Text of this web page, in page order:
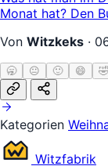
Monat hat? Den
Von Witzkeks ·
🥱 😐 🙂 😄 🤣
Kategorien
Witzfabrik